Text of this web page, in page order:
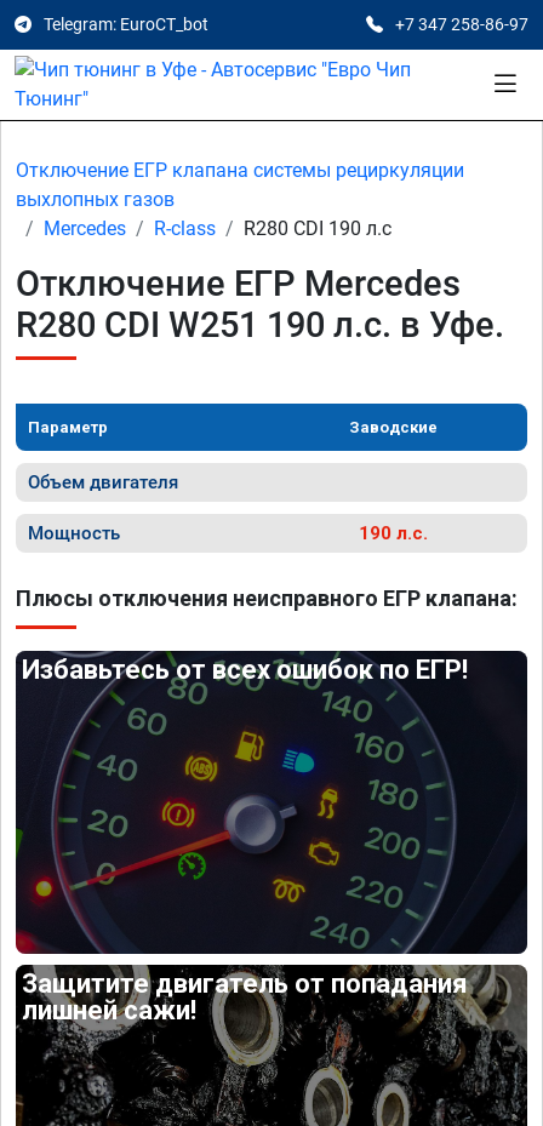
Telegram: EuroCT_bot +7 347 258-86-97
Отключение ЕГР клапана системы рециркуляции
выхлопных газов
Mercedes
R-class R280 CDI 190 л.с
Отключение ЕГР Mercedes
R280 CDI W251 190 л.с. в Уфе.
Параметр Заводские
Объем двигателя
Мощность 190 л.с.
Плюсы отключения неисправного ЕГР клапана:
Избавьтесь от всех ошибок по ЕГР!
Защитите двигатель от попадания
лишней сажи!